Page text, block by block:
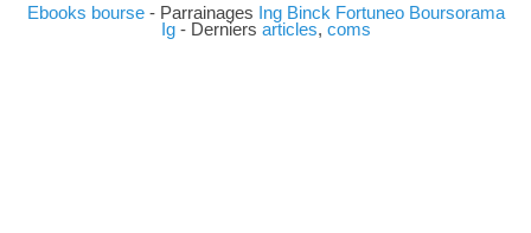
Ebooks bourse- Parrainages Ing Binck Fortuneo Boursorama
Ig- Derniers articles, coms